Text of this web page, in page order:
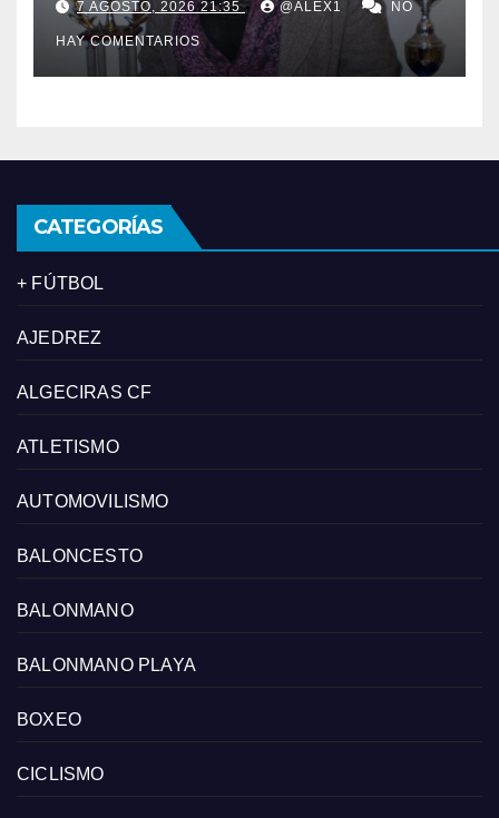
presidenta: María de los
Ángeles Carrasco
7 AGOSTO, 2026 21:35 @ALEX1 NO
HAY COMENTARIOS
CATEGORÍAS
+ FÚTBOL
AJEDREZ
ALGECIRAS CF
ATLETISMO
AUTOMOVILISMO
BALONCESTO
BALONMANO
BALONMANO PLAYA
BOXEO
CICLISMO